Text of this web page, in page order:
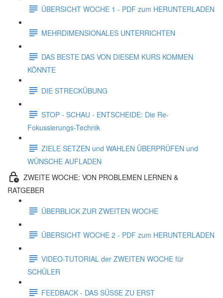
ÜBERSICHT WOCHE 1 - PDF zum HERUNTERLADEN
MEHRDIMENSIONALES UNTERRICHTEN
DAS BESTE DAS VON DIESEM KURS KOMMEN
KÖNNTE
DIE STRECKÜBUNG
STOP - SCHAU - ENTSCHEIDE: Die Re-
Fokussierungs-Technik
ZIELE SETZEN und WAHLEN ÜBERPRÜFEN und
WÜNSCHE AUFLADEN
ZWEITE WOCHE: VON PROBLEMEN LERNEN &
RATGEBER
ÜBERBLICK ZUR ZWEITEN WOCHE
ÜBERSICHT WOCHE 2 - PDF zum HERUNTERLADEN
VIDEO-TUTORIAL der ZWEITEN WOCHE für
SCHÜLER
FEEDBACK - DAS SÜSSE ZU ERST